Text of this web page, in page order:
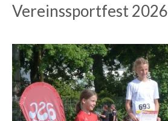
Vereinssportfest 2026